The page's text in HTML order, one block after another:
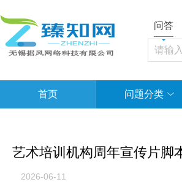
问答
首页 问题分类
艺术培训机构周年宣传片脚
2026-06-11